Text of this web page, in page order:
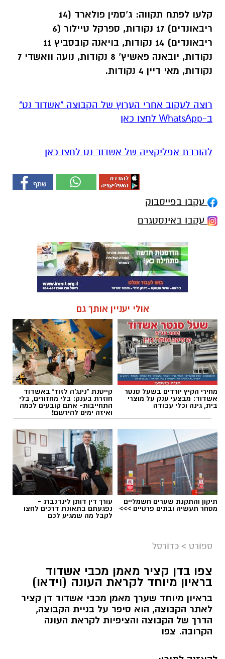
קלעו לפתח תקווה: ג’סמין פולארד (14
ריבאונדים) 17 נקודות, ספרקל טיילור (6
ריבאונדים) 14 נקודות, בויאנה קובסביץ 11
נקודות, יובאנה פאשיץ’ 8 נקודות, נועה וואשדי 7
נקודות, מאי דיין 4 נקודות.
רוצה לעקוב אחרי הערוץ של הקבוצה "אשדוד נט"
ב-WhatsApp לחצו כאן
להורדת אפליקציה של אשדוד נט לחצו כאן
עקבו בפייסבוק
עקבו באינסטגרם
אולי יעניין אותך גם
מחירי הקיץ יורדים בשעל סנטר
אשדוד: מבצעי ענק על מוצרי
בית, גינה וכלי עבודה
קייטנת "נינג'ה לזוז" באשדוד
חוזרת בענק: בלי מחזורים, בלי
התחייבות- אתם קובעים לכמה
ואיזה ימים להירשם!
תיקון והתקנת שערים חשמליים
מסחר תעשיה ובתים פרטיים >>>
עורך דין דותן לינדנברג -
נפגעתם בתאונת דרכים לחצו
לקבל מה שמגיע לכם
ספורט > כדורסל
צפו בדן קציר מאמן מכבי אשדוד
בראיון מיוחד לקראת העונה (וידאו)
בראיון מיוחד שערך מאמן מכבי אשדוד דן קציר
לאתר הקבוצה, הוא סיפר על בניית הקבוצה,
הדרך של הקבוצה והציפיות לקראת העונה
הקרובה. צפו